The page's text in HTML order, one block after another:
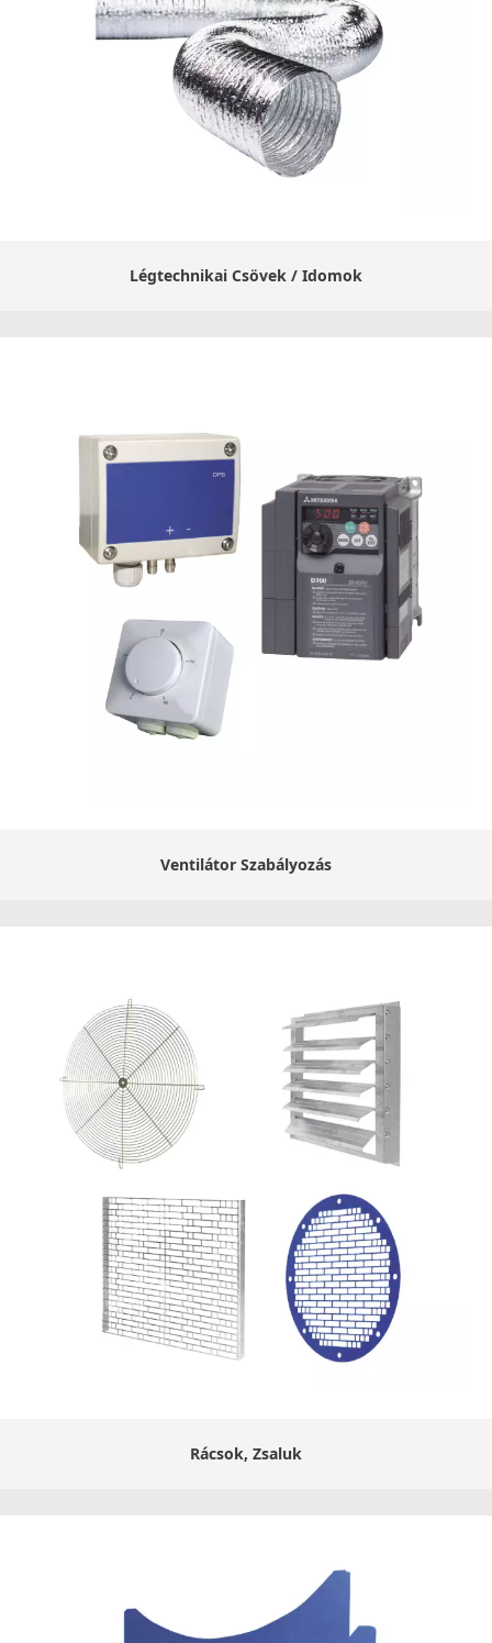
Légtechnikai Csövek / Idomok
Ventilátor Szabályozás
Rácsok, Zsaluk